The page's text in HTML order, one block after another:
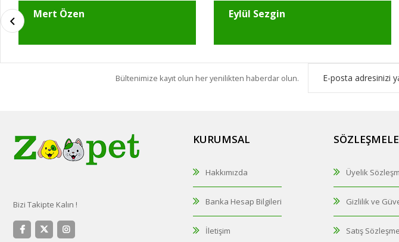
Mert Özen Eylül Sezgin
Bültenimize kayıt olun her yenilikten haberdar olun.
Bizi Takipte Kalın !
KURUMSAL
Hakkımızda
Banka Hesap Bilgileri
İletişim
Üyelik
Gizlilik ve
Satış